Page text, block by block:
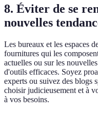
8. Éviter de se
nouvelles
Les bureaux et les espaces
fournitures qui les
actuelles ou sur les
d'outils efficaces. Soyez
experts ou suivez des blogs
choisir judicieusement et à
à vos besoins.